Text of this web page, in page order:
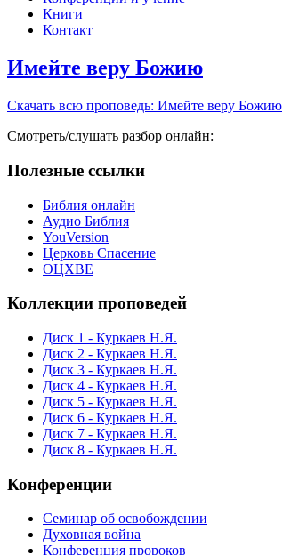
Книги
Контакт
Имейте веру Божию
Скачать вcю проповедь: Имейте веру Божию
Смотреть/слушать разбор онлайн:
Полезные ссылки
Библия онлайн
Аудио Библия
YouVersion
Церковь Спасение
ОЦХВЕ
Коллекции проповедей
Диск 1 - Куркаев Н.Я.
Диск 2 - Куркаев Н.Я.
Диск 3 - Куркаев Н.Я.
Диск 4 - Куркаев Н.Я.
Диск 5 - Куркаев Н.Я.
Диск 6 - Куркаев Н.Я.
Диск 7 - Куркаев Н.Я.
Диск 8 - Куркаев Н.Я.
Конференции
Семинар об освобождении
Духовная война
Конференция пророков